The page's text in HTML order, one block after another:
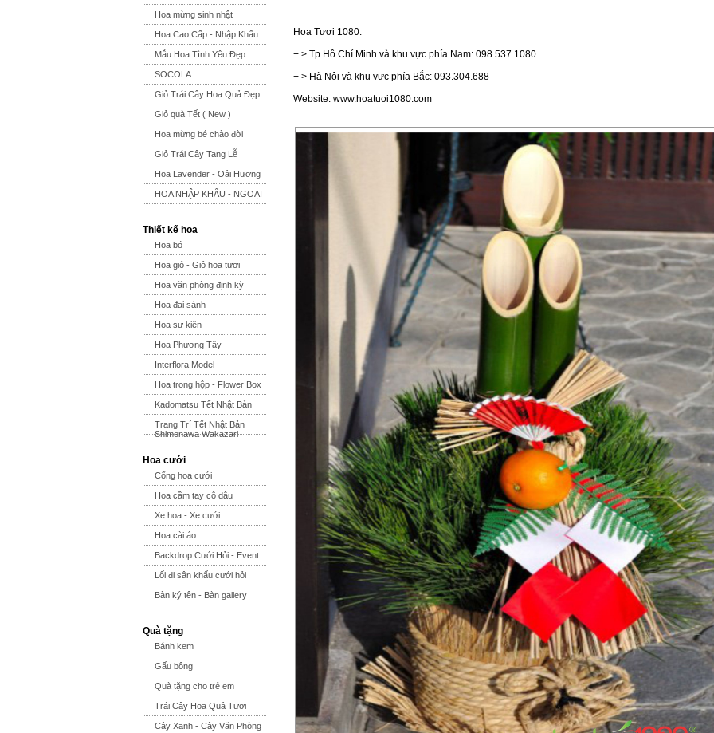
Hoa mừng sinh nhật
Hoa Cao Cấp - Nhập Khẩu
Mẫu Hoa Tình Yêu Đẹp
SOCOLA
Giỏ Trái Cây Hoa Quả Đẹp
Giỏ quà Tết ( New )
Hoa mừng bé chào đời
Giỏ Trái Cây Tang Lễ
Hoa Lavender - Oải Hương
HOA NHẬP KHẨU - NGOẠI
Thiết kế hoa
Hoa bó
Hoa giỏ - Giỏ hoa tươi
Hoa văn phòng định kỳ
Hoa đại sảnh
Hoa sự kiện
Hoa Phương Tây
Interflora Model
Hoa trong hộp - Flower Box
Kadomatsu Tết Nhật Bản
Trang Trí Tết Nhật Bản
Shimenawa Wakazari
Hoa cưới
Cổng hoa cưới
Hoa cầm tay cô dâu
Xe hoa - Xe cưới
Hoa cài áo
Backdrop Cưới Hỏi - Event
Lối đi sân khấu cưới hỏi
Bàn ký tên - Bàn gallery
Quà tặng
Bánh kem
Gấu bông
Quà tặng cho trẻ em
Trái Cây Hoa Quả Tươi
Cây Xanh - Cây Văn Phòng
-------------------
Hoa Tươi 1080:
+ > Tp Hồ Chí Minh và khu vực phía Nam: 098.537.1080
+ > Hà Nội và khu vực phía Bắc: 093.304.688
Website: www.hoatuoi1080.com